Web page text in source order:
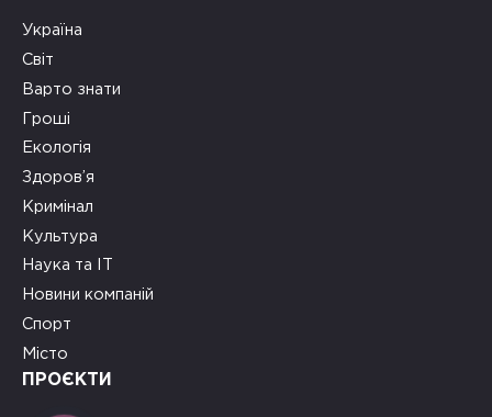
Україна
Світ
Варто знати
Гроші
Екологія
Здоров’я
Кримінал
Культура
Наука та ІТ
Новини компаній
Спорт
Місто
ПРОЄКТИ